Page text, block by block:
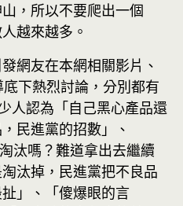
，所以不要爬出一個
越來越多。
網友在本網相關影片、
下熱烈討論，分別都有
人認為「自己黑心產品還
民進黨的招數」、
汰嗎？難道拿出去繼續
汰掉，民進黨把不良品
」、「傻爆眼的言